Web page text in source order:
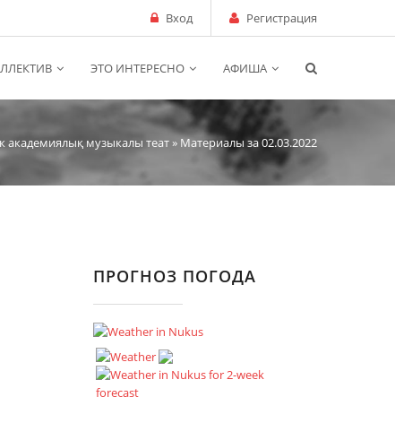
Вход Регистрация
ЭТО ИНТЕРЕСНО АФИША
академиялық музыкалы теат» Материалы за 02.03.2022
ПРОГНОЗ ПОГОДА